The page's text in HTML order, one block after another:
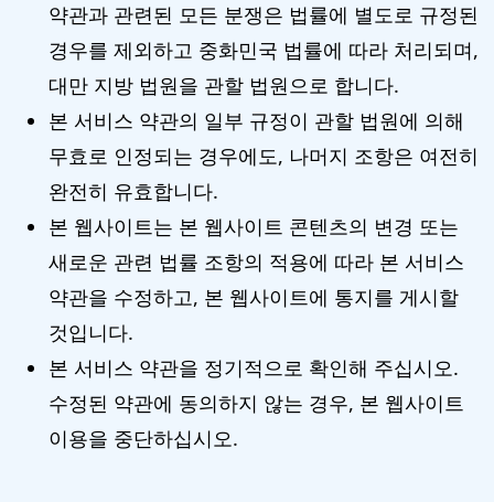
약관과 관련된 모든 분쟁은 법률에 별도로 규정된
경우를 제외하고 중화민국 법률에 따라 처리되며,
대만 지방 법원을 관할 법원으로 합니다.
본 서비스 약관의 일부 규정이 관할 법원에 의해
무효로 인정되는 경우에도, 나머지 조항은 여전히
완전히 유효합니다.
본 웹사이트는 본 웹사이트 콘텐츠의 변경 또는
새로운 관련 법률 조항의 적용에 따라 본 서비스
약관을 수정하고, 본 웹사이트에 통지를 게시할
것입니다.
본 서비스 약관을 정기적으로 확인해 주십시오.
수정된 약관에 동의하지 않는 경우, 본 웹사이트
이용을 중단하십시오.